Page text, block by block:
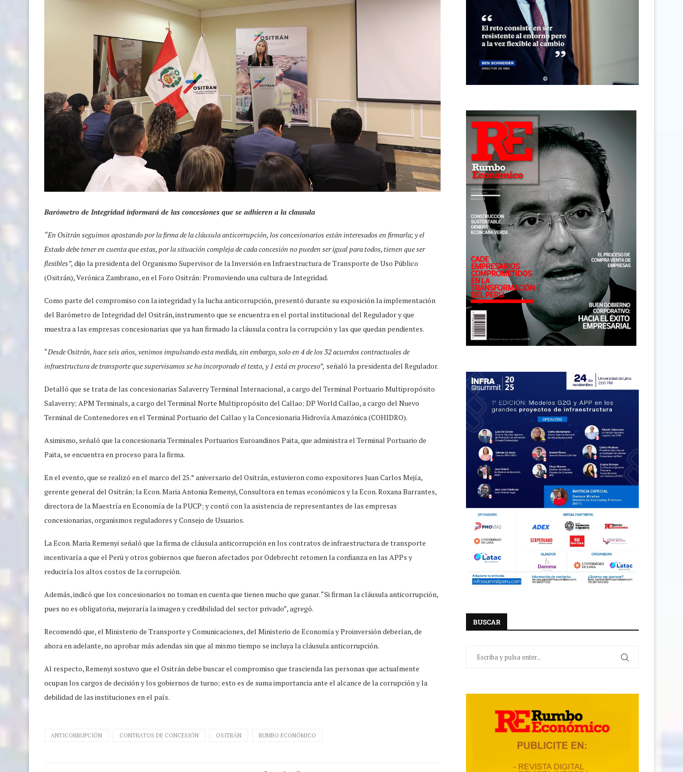
Barómetro de Integridad informará de las concesiones que se adhieren a la clausula
“En Ositrán seguimos apostando por la firma de la cláusula anticorrupción, los concesionarios están interesados en firmarla; y el
Estado debe tener en cuenta que estas, por la situación compleja de cada concesión no pueden ser igual para todos, tienen que ser
flexibles”,dijo la presidenta del Organismo Supervisor de la Inversión en Infraestructura de Transporte de Uso Público
(Ositrán), Verónica Zambrano, en el Foro Ositrán: Promoviendo una cultura de Integridad.
Como parte del compromiso con la integridad y la lucha anticorrupción, presentó durante su exposición la implementación
del Barómetro de Integridad del Ositrán, instrumento que se encuentra en el portal institucional del Regulador y que
muestra a las empresas concesionarias que ya han firmado la cláusula contra la corrupción y las que quedan pendientes.
“Desde Ositrán, hace seis años, venimos impulsando esta medida, sin embargo, solo en 4 de los 32 acuerdos contractuales de
infraestructura de transporte que supervisamos se ha incorporado el texto, y 1 está en proceso”, señaló la presidenta del Regulador.
Detalló que se trata de las concesionarias Salaverry Terminal Internacional, a cargo del Terminal Portuario Multipropósito
Salaverry; APM Terminals, a cargo del Terminal Norte Multipropósito del Callao; DP World Callao, a cargo del Nuevo
Terminal de Contenedores en el Terminal Portuario del Callao y la Concesionaria Hidrovía Amazónica (COHIDRO).
Asimismo, señaló que la concesionaria Terminales Portuarios Euroandinos Paita, que administra el Terminal Portuario de
Paita, se encuentra en proceso para la firma.
En el evento, que se realizó en el marco del 25.° aniversario del Ositrán, estuvieron como expositores Juan Carlos Mejía,
gerente general del Ositrán; la Econ. Maria Antonia Remenyi, Consultora en temas económicos y la Econ. Roxana Barrantes,
directora de la Maestría en Economía de la PUCP; y contó con la asistencia de representantes de las empresas
concesionarias, organismos reguladores y Consejo de Usuarios.
La Econ. Maria Remenyi señaló que la firma de cláusula anticorrupción en los contratos de infraestructura de transporte
incentivaría a que el Perú y otros gobiernos que fueron afectados por Odebrecht retomen la confianza en las APPs y
reduciría los altos costos de la corrupción.
Además, indicó que los concesionarios no toman en cuenta que tienen mucho que ganar. “Si firman la cláusula anticorrupción,
pues no es obligatoria, mejoraría la imagen y credibilidad del sector privado”, agregó.
Recomendó que, el Ministerio de Transporte y Comunicaciones, del Ministerio de Economía y Proinversión deberían, de
ahora en adelante, no aprobar más adendas sin que al mismo tiempo se incluya la cláusula anticorrupción.
Al respecto, Remenyi sostuvo que el Ositrán debe buscar el compromiso que trascienda las personas que actualmente
ocupan los cargos de decisión y los gobiernos de turno; esto es de suma importancia ante el alcance de la corrupción y la
debilidad de las instituciones en el país.
ANTICORRUPCIÓN CONTRATOS DE CONCESIÓN OSITRÁN RUMBO ECONÓMICO
BUSCAR